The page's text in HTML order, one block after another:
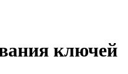
ключей